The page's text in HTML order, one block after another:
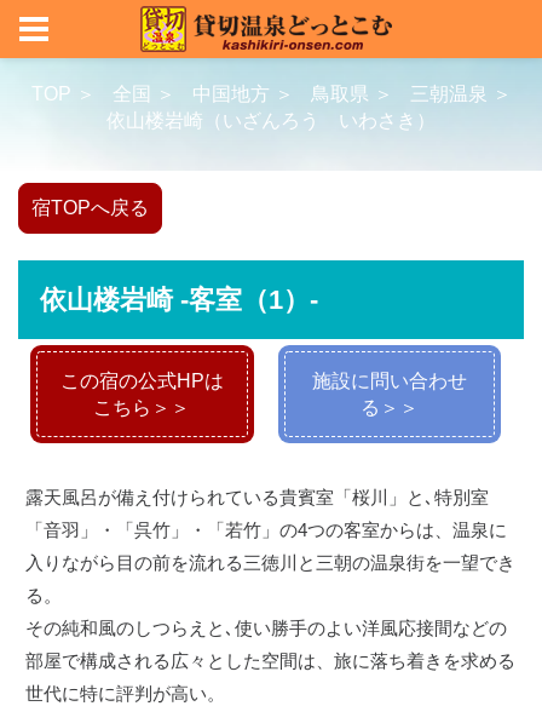
TOP ＞ 全国 ＞ 中国地方 ＞ 鳥取県 ＞
三朝温泉 ＞
依山楼岩崎（いざんろう いわさき）
宿TOPへ戻る
依山楼岩崎 -客室（1）-
この宿の公式HPは
こちら＞＞
施設に問い合わせ
る＞＞
露天風呂が備え付けられている貴賓室「桜川」と､特別室
「音羽」・「呉竹」・「若竹」の4つの客室からは、温泉に
入りながら目の前を流れる三徳川と三朝の温泉街を一望でき
る。
その純和風のしつらえと､使い勝手のよい洋風応接間などの
部屋で構成される広々とした空間は、旅に落ち着きを求める
世代に特に評判が高い。